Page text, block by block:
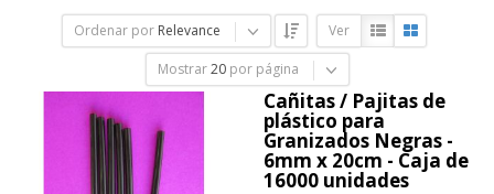
Ordenar por Relevance Ver
Mostrar 20 por página
Cañitas / Pajitas de
plástico para
Granizados Negras -
6mm x 20cm - Caja de
16000 unidades